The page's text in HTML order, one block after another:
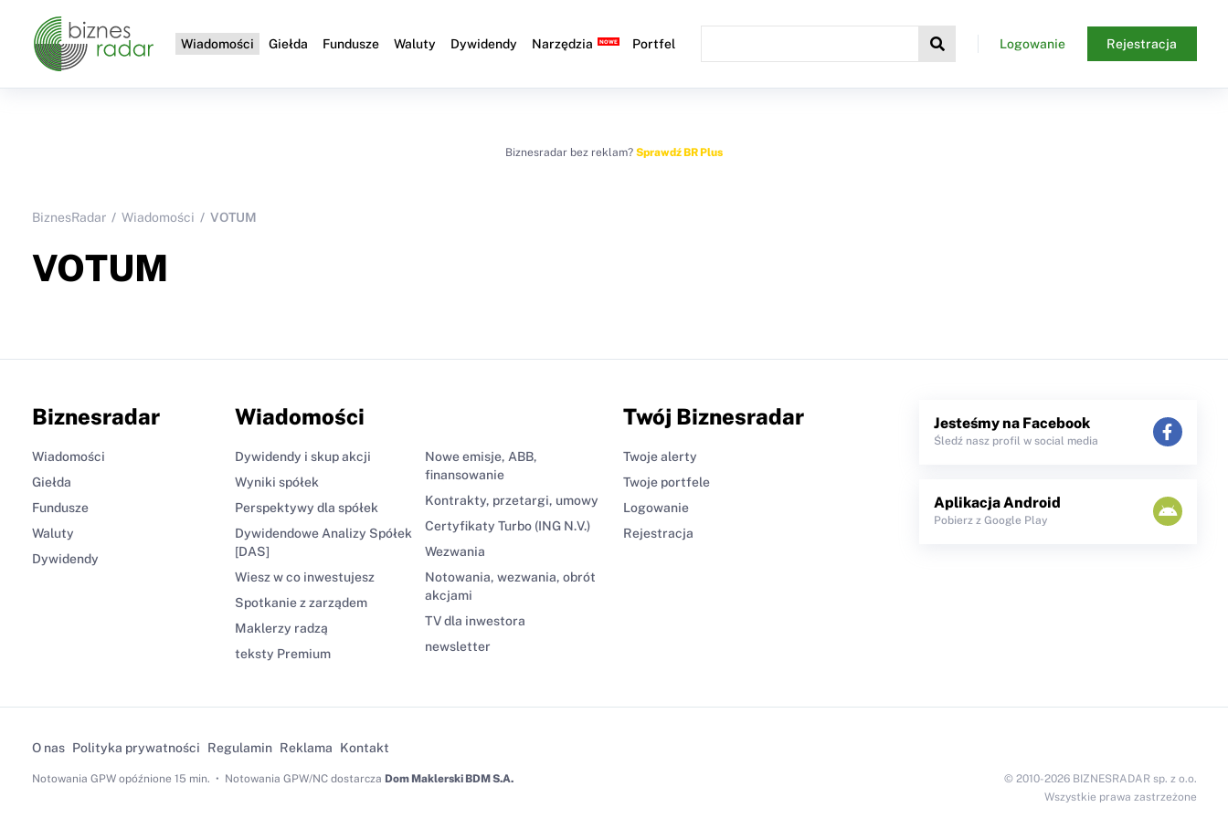
Wiadomości Giełda Fundusze Waluty Dywidendy Narzędzia Portfel Logowanie Rejestracja
Biznesradar bez reklam? Sprawdź BR Plus
BiznesRadar Wiadomości VOTUM
VOTUM
Biznesradar
Wiadomości
Giełda
Fundusze
Waluty
Dywidendy
Wiadomości
Dywidendy i skup akcji
Wyniki spółek
Perspektywy dla spółek
Dywidendowe Analizy Spółek
[DAS]
Wiesz w co inwestujesz
Spotkanie z zarządem
Maklerzy radzą
teksty Premium
Nowe emisje, ABB,
finansowanie
Kontrakty, przetargi, umowy
Certyfikaty Turbo (ING N.V.)
Wezwania
Notowania, wezwania, obrót
akcjami
TV dla inwestora
newsletter
Twój Biznesradar
Twoje alerty
Twoje portfele
Logowanie
Rejestracja
Jesteśmy na Facebook
Śledź nasz profil w social media
Aplikacja Android
Pobierz z Google Play
O nas Polityka prywatności Regulamin Reklama Kontakt
Notowania GPWopóźnione 15 min. Notowania GPW/NC dostarcza Dom Maklerski BDM S.A.
© 2010-2026 BIZNESRADAR sp. z o.o.
Wszystkie prawa zastrzeżone